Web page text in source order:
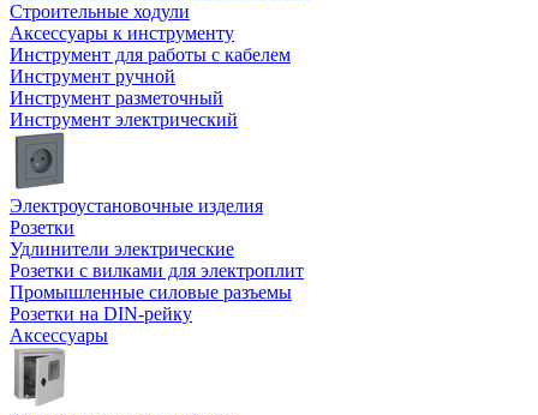
Строительные ходули
Аксессуары к инструменту
Инструмент для работы с кабелем
Инструмент ручной
Инструмент разметочный
Инструмент электрический
Электроустановочные изделия
Розетки
Удлинители электрические
Розетки с вилками для электроплит
Промышленные силовые разъемы
Розетки на DIN-рейку
Аксессуары